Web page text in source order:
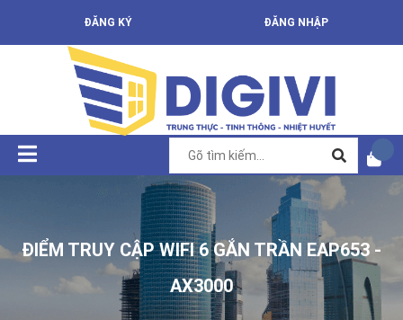
ĐĂNG KÝ ĐĂNG NHẬP
ĐIỂM TRUY CẬP WIFI 6 GẮN TRẦN EAP653 -
AX3000